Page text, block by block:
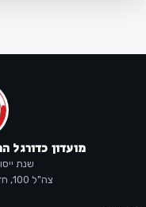
מועדון כדורגל
שנת ייסוד: 1936
צה"ל 100, חדרה · 04-9097079